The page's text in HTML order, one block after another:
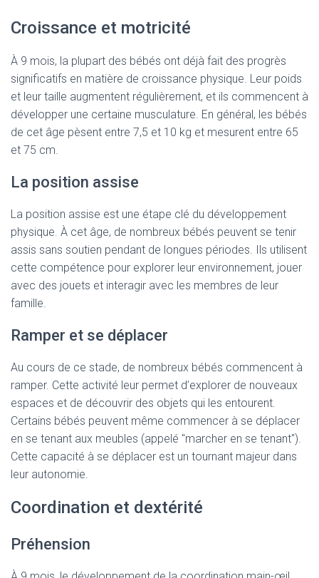
Croissance et motricité
À 9 mois, la plupart des bébés ont déjà fait des progrès
significatifs en matière de croissance physique. Leur poids
et leur taille augmentent régulièrement, et ils commencent à
développer une certaine musculature. En général, les bébés
de cet âge pèsent entre 7,5 et 10 kg et mesurent entre 65
et 75 cm.
La position assise
La position assise est une étape clé du développement
physique. À cet âge, de nombreux bébés peuvent se tenir
assis sans soutien pendant de longues périodes. Ils utilisent
cette compétence pour explorer leur environnement, jouer
avec des jouets et interagir avec les membres de leur
famille.
Ramper et se déplacer
Au cours de ce stade, de nombreux bébés commencent à
ramper. Cette activité leur permet d’explorer de nouveaux
espaces et de découvrir des objets qui les entourent.
Certains bébés peuvent même commencer à se déplacer
en se tenant aux meubles (appelé "marcher en se tenant").
Cette capacité à se déplacer est un tournant majeur dans
leur autonomie.
Coordination et dextérité
Préhension